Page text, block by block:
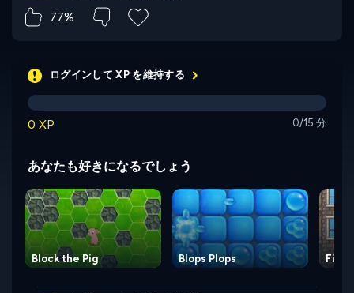
77%
ログインして XP を維持する
0 XP 0/15 分
あなたも好きになるでしょう
Block the Pig Blops Plops